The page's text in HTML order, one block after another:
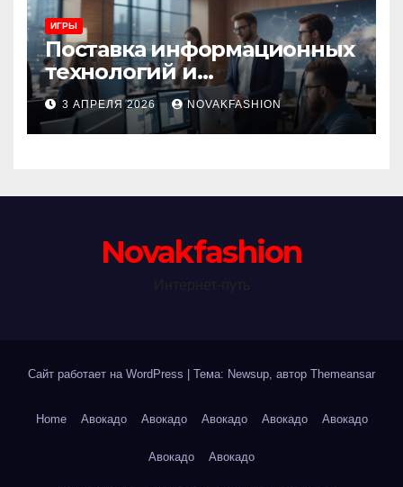
ИГРЫ
Поставка информационных
технологий и
инновационные решения
3 АПРЕЛЯ 2026 NOVAKFASHION
Novakfashion
Сайт работает на WordPress Тема: Newsup, автор Themeansar
Home Авокадо Авокадо Авокадо Авокадо Авокадо
Авокадо Авокадо